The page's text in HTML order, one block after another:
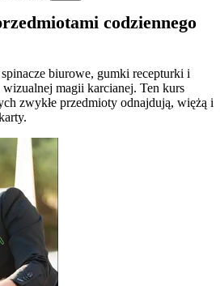
codziennego
biurowe, gumki recepturki i
magii karcianej. Ten kurs
zwykłe przedmioty odnajdują, więżą i